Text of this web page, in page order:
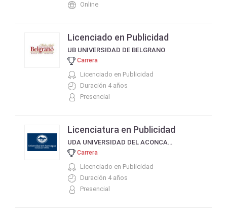
Online
Licenciado en Publicidad
UB UNIVERSIDAD DE BELGRANO
Carrera
Licenciado en Publicidad
Duración 4 años
Presencial
Licenciatura en Publicidad
UDA UNIVERSIDAD DEL ACONCAGUA
Carrera
Licenciado en Publicidad
Duración 4 años
Presencial